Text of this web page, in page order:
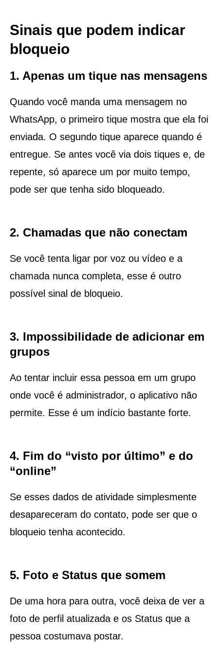
Sinais que podem indicar
bloqueio
1. Apenas um tique nas mensagens
Quando você manda uma mensagem no
WhatsApp, o primeiro tique mostra que ela foi
enviada. O segundo tique aparece quando é
entregue. Se antes você via dois tiques e, de
repente, só aparece um por muito tempo,
pode ser que tenha sido bloqueado.
2. Chamadas que não conectam
Se você tenta ligar por voz ou vídeo e a
chamada nunca completa, esse é outro
possível sinal de bloqueio.
3. Impossibilidade de adicionar em
grupos
Ao tentar incluir essa pessoa em um grupo
onde você é administrador, o aplicativo não
permite. Esse é um indício bastante forte.
4. Fim do “visto por último” e do
“online”
Se esses dados de atividade simplesmente
desapareceram do contato, pode ser que o
bloqueio tenha acontecido.
5. Foto e Status que somem
De uma hora para outra, você deixa de ver a
foto de perfil atualizada e os Status que a
pessoa costumava postar.